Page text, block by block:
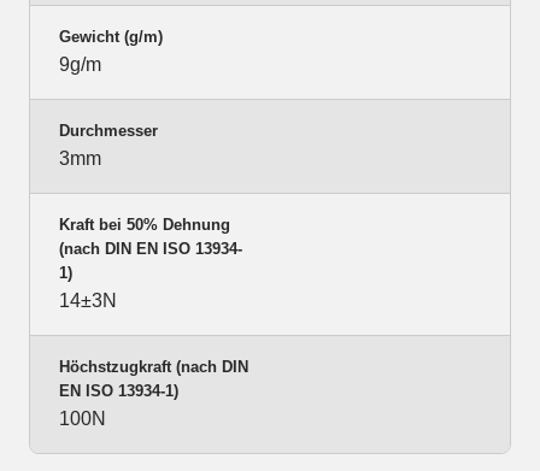
Gewicht (g/m)
9g/m
Durchmesser
3mm
Kraft bei 50% Dehnung
(nach DIN EN ISO 13934-
1)
14±3N
Höchstzugkraft (nach DIN
EN ISO 13934-1)
100N